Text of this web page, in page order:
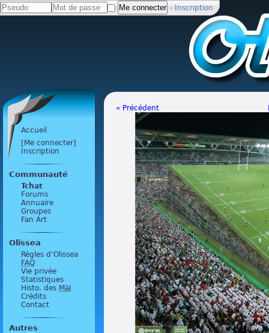
- Inscription
Accueil
[Me connecter]
Inscription
Communauté
Tchat
Forums
Annuaire
Groupes
Fan Art
Olissea
Règles d’Olissea
FAQ
Vie privée
Statistiques
Histo. des MàJ
Crédits
Contact
Autres
« Précédent